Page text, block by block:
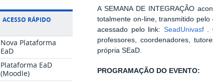
ACESSO RÁPIDO
Nova Plataforma
EaD
Plataforma EaD
(Moodle)
A SEMANA DE INTEGRAÇÃO
totalmente on-line, transmitido
acessado pelo link: SeadUnivasf.
professores, coordenadores,
própria SEaD.
PROGRAMAÇÃO DO EVENTO: